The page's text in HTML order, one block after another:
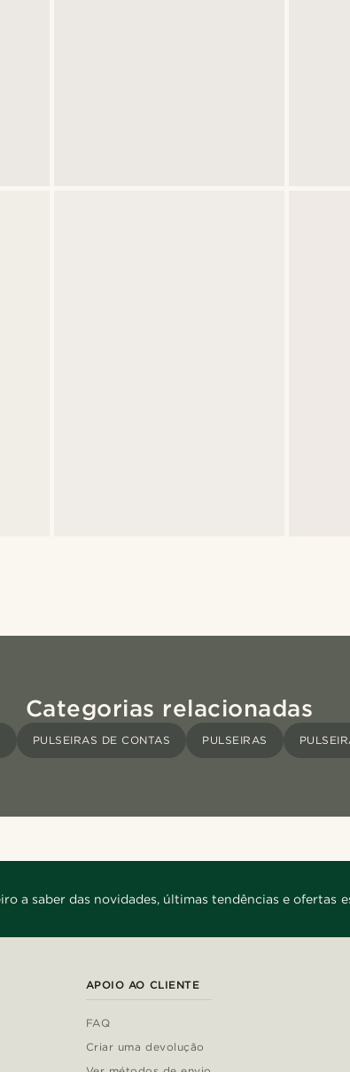
Categorias relacionadas
PULSEIRAS DE CONTAS PULSEIRAS
a saber das novidades, últimas tendências e ofertas
APOIO AO CLIENTE
FAQ
Criar uma devolução